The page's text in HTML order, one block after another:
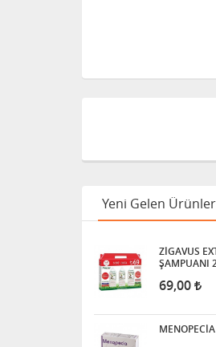
Yeni Gelen Ürünler
ZİGAVUS
ŞAMPUANI
69,00